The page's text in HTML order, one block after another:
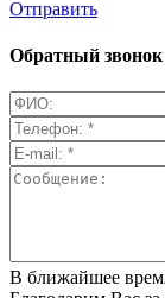
Отправить
Обратный звонок
В ближайшее